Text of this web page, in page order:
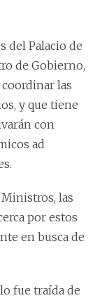
del Palacio de
de Gobierno,
las
y que tiene
con
ad
las
por estos
en busca de
fue traída de